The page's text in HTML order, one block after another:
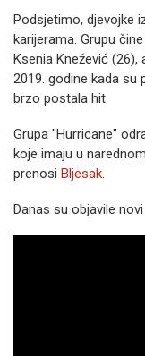
Podsjetimo, djevojke
karijerama. Grupu
Ksenia Knežević
2019. godine kada su
brzo postala hit.
Grupa "Hurricane"
koje imaju u
prenosi Bljesak.
Danas su objavile